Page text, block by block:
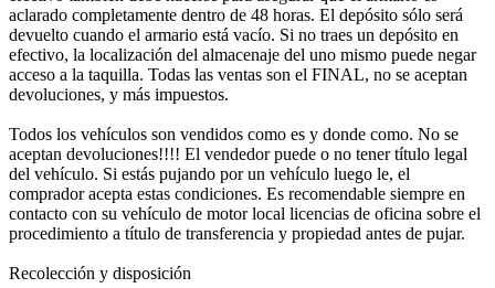
aclarado completamente dentro de 48 horas. El depósito sólo será
devuelto cuando el armario está vacío. Si no traes un depósito en
efectivo, la localización del almacenaje del uno mismo puede negar
acceso a la taquilla. Todas las ventas son el FINAL, no se aceptan
devoluciones, y más impuestos.
Todos los vehículos son vendidos como es y donde como. No se
aceptan devoluciones!!!! El vendedor puede o no tener título legal
del vehículo. Si estás pujando por un vehículo luego le, el
comprador acepta estas condiciones. Es recomendable siempre en
contacto con su vehículo de motor local licencias de oficina sobre el
procedimiento a título de transferencia y propiedad antes de pujar.
Recolección y disposición